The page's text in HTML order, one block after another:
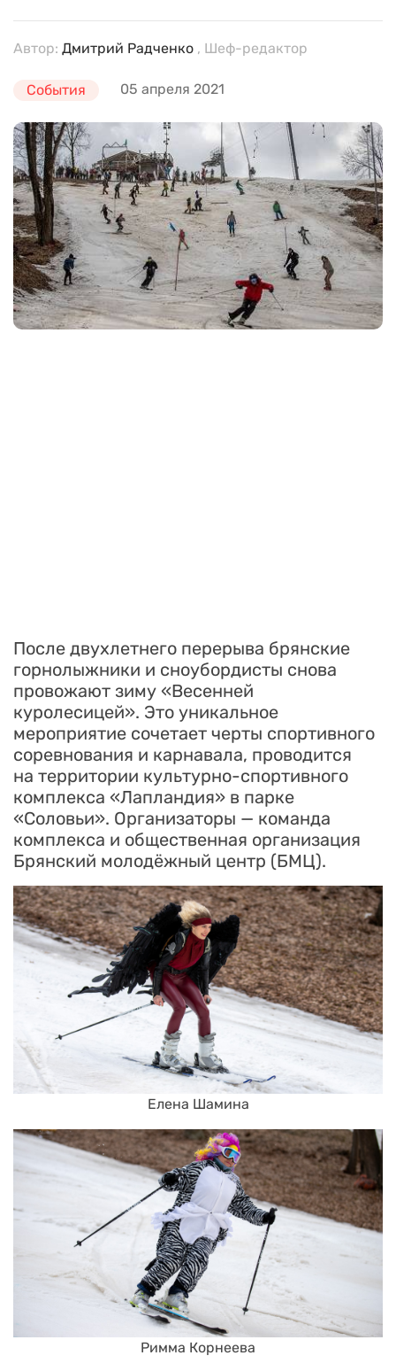
Автор: Дмитрий Радченко , Шеф-редактор
События 05 апреля 2021
После двухлетнего перерыва брянские
горнолыжники и сноубордисты снова
провожают зиму «Весенней
куролесицей». Это уникальное
мероприятие сочетает черты спортивного
соревнования и карнавала, проводится
на территории культурно-спортивного
комплекса «Лапландия» в парке
«Соловьи». Организаторы — команда
комплекса и общественная организация
Брянский молодёжный центр (БМЦ).
Елена Шамина
Римма Корнеева